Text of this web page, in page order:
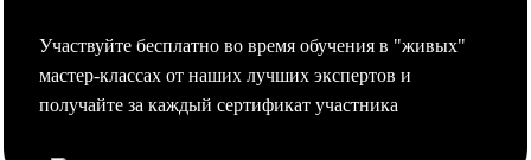
Участвуйте бесплатно во время обучения в "живых"
мастер-классах от наших лучших экспертов и
получайте за каждый сертификат участника